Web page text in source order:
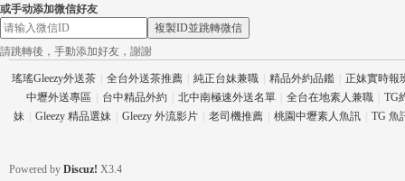
壇
或手动添加微信好友
複製ID並跳轉微信
請跳轉後，手動添加好友，謝謝
瑤瑤Gleezy外送茶 全台外送茶推薦 純正台妹兼職 精品外約品鑑
正妹實時報
中壢外送專區
台中精品外約 北中南極速外送名單 全台在地素人兼職
TG
妹
Gleezy 精品選妹 Gleezy 外流影片 老司機推薦 桃園中壢素人魚訊 TG 魚
Powered by Discuz! X3.4